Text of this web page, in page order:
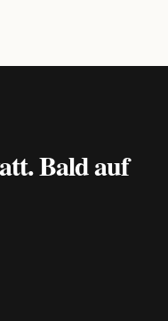
Bald auf